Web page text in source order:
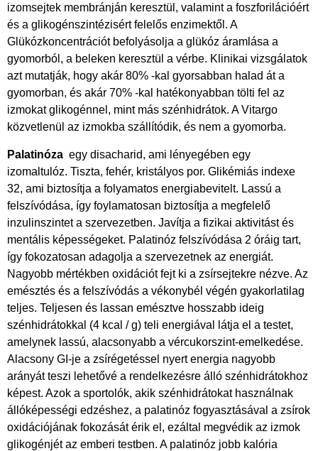
izomsejtek membránján keresztül, valamint a foszforilációért
és a glikogénszintézisért felelős enzimektől. A
Glükózkoncentrációt befolyásolja a glükóz áramlása a
gyomorból, a beleken keresztül a vérbe. Klinikai vizsgálatok
azt mutatják, hogy akár 80% -kal gyorsabban halad át a
gyomorban, és akár 70% -kal hatékonyabban tölti fel az
izmokat glikogénnel, mint más szénhidrátok. A Vitargo
közvetlenül az izmokba szállítódik, és nem a gyomorba.
Palatinóza egy disacharid, ami lényegében egy
izomaltulóz. Tiszta, fehér, kristályos por. Glikémiás indexe
32, ami biztosítja a folyamatos energiabevitelt. Lassú a
felszívódása, így foylamatosan biztosítja a megfelelő
inzulinszintet a szervezetben. Javítja a fizikai aktivitást és
mentális képességeket. Palatinóz felszívódása 2 óráig tart,
így fokozatosan adagolja a szervezetnek az energiát.
Nagyobb mértékben oxidációt fejt ki a zsírsejtekre nézve. Az
emésztés és a felszívódás a vékonybél végén gyakorlatilag
teljes. Teljesen és lassan emésztve hosszabb ideig
szénhidrátokkal (4 kcal / g) teli energiával látja el a testet,
amelynek lassú, alacsonyabb a vércukorszint-emelkedése.
Alacsony GI-je a zsírégetéssel nyert energia nagyobb
arányát teszi lehetővé a rendelkezésre álló szénhidrátokhoz
képest. Azok a sportolók, akik szénhidrátokat használnak
állóképességi edzéshez, a palatinóz fogyasztásával a zsírok
oxidációjának fokozását érik el, ezáltal megvédik az izmok
glikogénjét az emberi testben. A palatinóz jobb kalória